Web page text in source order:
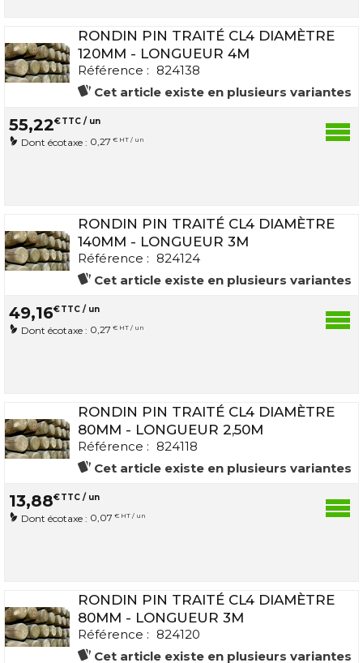
RONDIN PIN TRAITÉ CL4 DIAMÈTRE
120MM - LONGUEUR 4M
Référence : 824138
Cet article existe en plusieurs variantes
55,22€TTC / un
Dont écotaxe : 0,27 € HT / un
RONDIN PIN TRAITÉ CL4 DIAMÈTRE
140MM - LONGUEUR 3M
Référence : 824124
Cet article existe en plusieurs variantes
49,16€TTC / un
Dont écotaxe : 0,27 € HT / un
RONDIN PIN TRAITÉ CL4 DIAMÈTRE
80MM - LONGUEUR 2,50M
Référence : 824118
Cet article existe en plusieurs variantes
13,88€TTC / un
Dont écotaxe : 0,07 € HT / un
RONDIN PIN TRAITÉ CL4 DIAMÈTRE
80MM - LONGUEUR 3M
Référence : 824120
Cet article existe en plusieurs variantes